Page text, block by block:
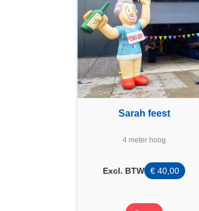
Sarah feest
4 meter hoog
€ 40,00
Excl. BTW